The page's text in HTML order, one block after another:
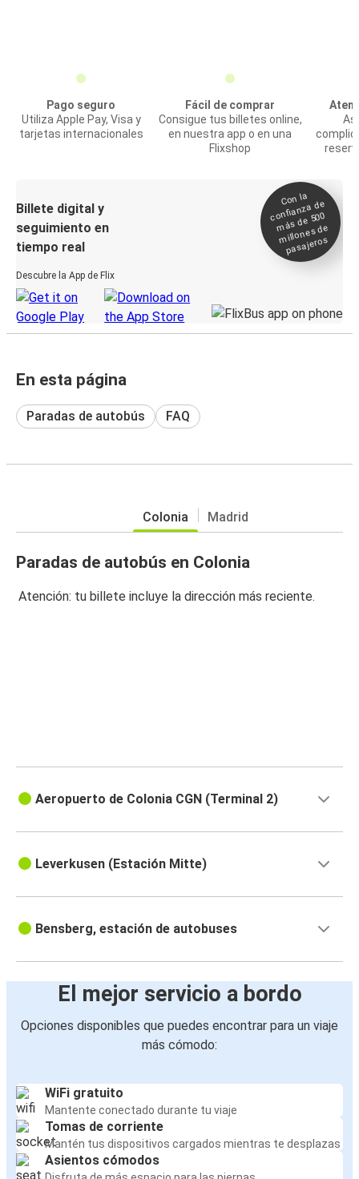
Pago seguro
Utiliza Apple Pay, Visa y
tarjetas internacionales
Fácil de comprar
Consigue tus billetes online,
en nuestra app o en una
Flixshop
Billete digital y
seguimiento en
tiempo real
Descubre la App de Flix
Con la
confianza de
más de 500
millones de
pasajeros
En esta página
Paradas de autobús FAQ
Colonia Madrid
Paradas de autobús en Colonia
Atención: tu billete incluye la dirección más reciente.
Aeropuerto de Colonia CGN (Terminal 2)
Leverkusen (Estación Mitte)
Bensberg, estación de autobuses
El mejor servicio a bordo
Opciones disponibles que puedes encontrar para un viaje
más cómodo:
WiFi gratuito
Mantente conectado durante tu viaje
Tomas de corriente
Mantén tus dispositivos cargados mientras te desplazas
Asientos cómodos